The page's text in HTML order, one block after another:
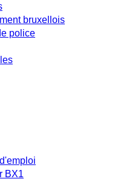
bruxellois
police
BX1